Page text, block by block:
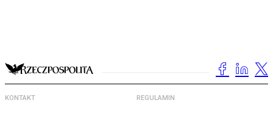
KONTAKT REGULAMIN